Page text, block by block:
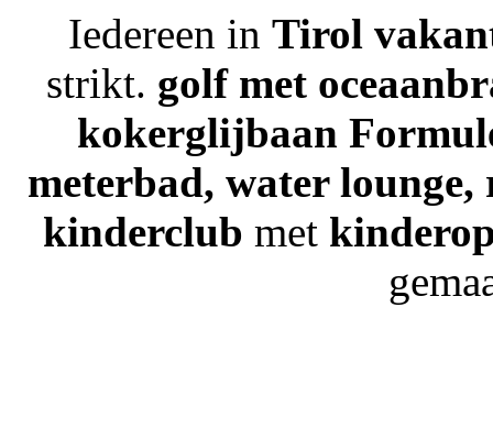
Iedereen in Tirol
strikt. golf met
kokerglijbaan
meterbad, water lounge,
kinderclub met